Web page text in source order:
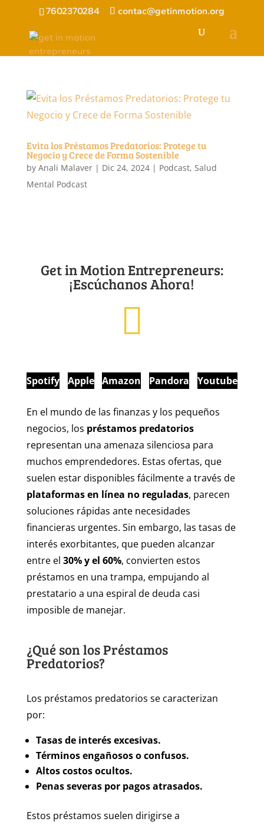
7602370284 contac@getinmotion.org
Evita los Préstamos Predatorios: Protege tu
Negocio y Crece de Forma Sostenible
by Anali Malaver| Dic 24, 2024| Podcast, Salud
Mental Podcast
Get in Motion Entrepreneurs:
¡Escúchanos Ahora!
Spotify Apple Amazon Pandora Youtube
En el mundo de las finanzas y los pequeños
negocios, los préstamos predatorios
representan una amenaza silenciosa para
muchos emprendedores. Estas ofertas, que
suelen estar disponibles fácilmente a través de
plataformas en línea no reguladas, parecen
soluciones rápidas ante necesidades
financieras urgentes. Sin embargo, las tasas de
interés exorbitantes, que pueden alcanzar
entre el 30% y el 60%, convierten estos
préstamos en una trampa, empujando al
prestatario a una espiral de deuda casi
imposible de manejar.
¿Qué son los Préstamos
Predatorios?
Los préstamos predatorios se caracterizan
por:
Tasas de interés excesivas.
Términos engañosos o confusos.
Altos costos ocultos.
Penas severas por pagos atrasados.
Estos préstamos suelen dirigirse a